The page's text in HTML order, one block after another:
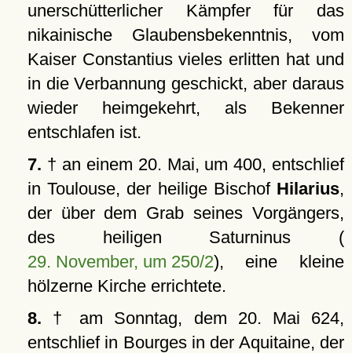
unerschütterlicher Kämpfer für das
nikainische Glaubensbekenntnis, vom
Kaiser Constantius vieles erlitten hat und
in die Verbannung geschickt, aber daraus
wieder heimgekehrt, als Bekenner
entschlafen ist.
7. † an einem 20. Mai, um 400, entschlief
in Toulouse, der heilige Bischof Hilarius,
der über dem Grab seines Vorgängers,
des heiligen Saturninus (
29. November, um 250/2), eine kleine
hölzerne Kirche errichtete.
8. † am Sonntag, dem 20. Mai 624,
entschlief in Bourges in der Aquitaine, der